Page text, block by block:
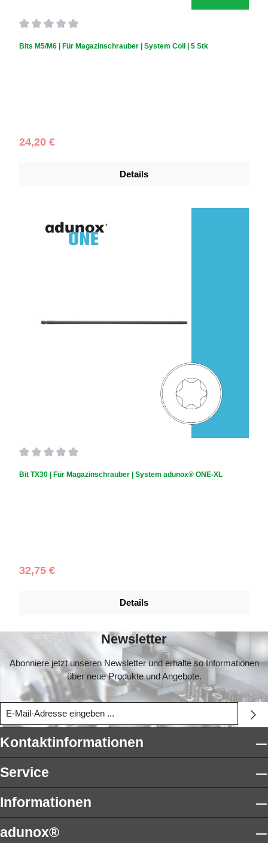
Bits M5/M6 | Für Magazinschrauber | System Coil | 5 Stk
Regulärer Preis:
24,20 €
Details
Bit TX30 | Für Magazinschrauber | System adunox® ONE-XL
Regulärer Preis:
32,75 €
Details
Newsletter
Abonniere jetzt unseren Newsletter und erhalte so Informationen
über neue Produkte und Angebote.
Kontaktinformationen
Service
Informationen
adunox®